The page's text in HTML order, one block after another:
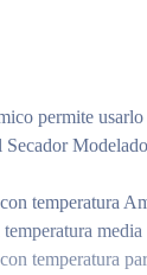
permite
temperatura
media
temperatura